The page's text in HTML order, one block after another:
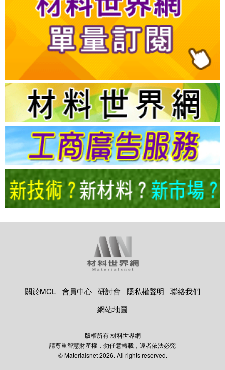
關於MCL 會員中心 研討會 隱私權聲明
聯絡我們
網站地圖
版權所有 材料世界網
請尊重智慧財產權，勿任意轉載，違者依法必究
© Materialsnet 2026. All rights reserved.